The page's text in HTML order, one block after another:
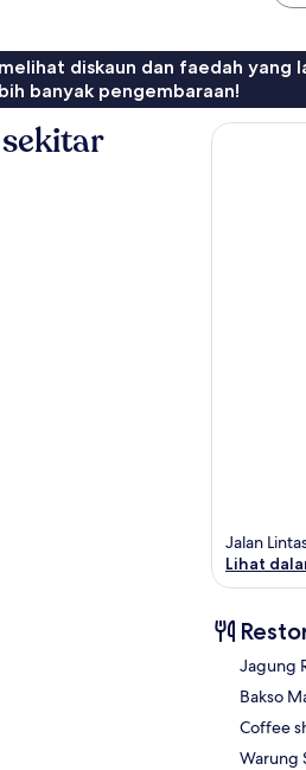
diskaun dan faedah yang
banyak pengembaraan!
Jalan
Lihat
‪Jagung
‪Bakso
‪Coffee
‪Warung